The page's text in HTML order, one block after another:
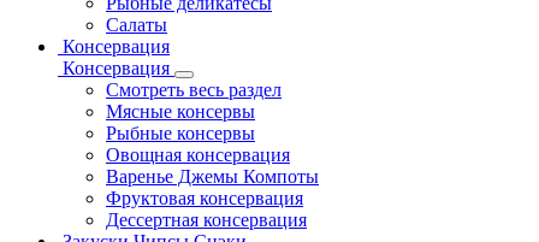
Салаты
Консервация
Консервация
Смотреть весь раздел
Мясные консервы
Рыбные консервы
Овощная консервация
Варенье Джемы Компоты
Фруктовая консервация
Дессертная консервация